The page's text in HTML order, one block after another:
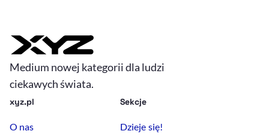
Medium nowej kategorii dla ludzi
ciekawych świata.
xyz.pl
O nas
Sekcje
Dzieje się!